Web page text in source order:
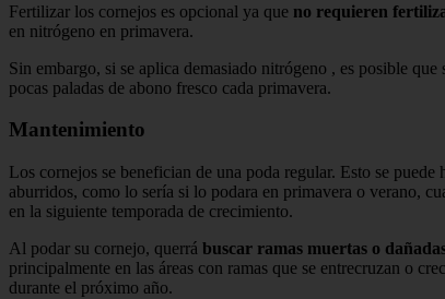
Fertilizar los cornejos es opcional ya que no requieren
en nitrógeno en primavera.
Sin embargo, si se aplica demasiado nitrógeno , es posible
pocas paladas de abono fresco cada primavera.
Mantenimiento
Los cornejos se benefician de una poda regular. Esto se
aburridos, como lo sería si lo podara en primavera o verano,
en la siguiente temporada de crecimiento.
Al podar su cornejo, querrá buscar ramas muertas o
principalmente en las áreas con ramas que se entrecruzan o
durante el próximo año.